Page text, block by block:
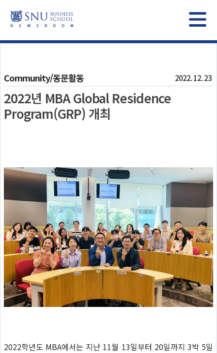
Community/동문활동 2022. 12. 23
2022년 MBA Global Residence
Program(GRP) 개최
2022학년도 MBA에서는 지난 11월 13일부터 20일까지 3박 5일